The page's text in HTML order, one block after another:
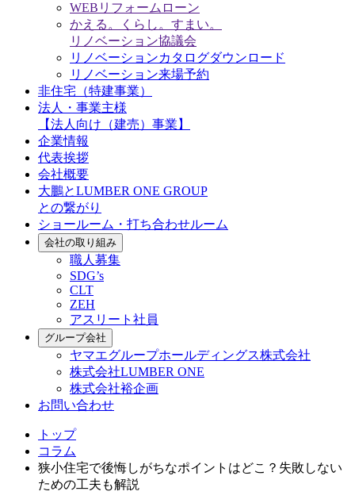
WEBリフォームローン
かえる。くらし。すまい。
リノベーション協議会
リノベーションカタログダウンロード
リノベーション来場予約
非住宅（特建事業）
法人・事業主様
【法人向け（建売）事業】
企業情報
代表挨拶
会社概要
大鵬とLUMBER ONE GROUP
との繋がり
ショールーム・打ち合わせルーム
会社の取り組み
職人募集
SDG’s
CLT
ZEH
アスリート社員
グループ会社
ヤマエグループホールディングス株式会社
株式会社LUMBER ONE
株式会社裕企画
お問い合わせ
トップ
コラム
狭小住宅で後悔しがちなポイントはどこ？失敗しない
ための工夫も解説